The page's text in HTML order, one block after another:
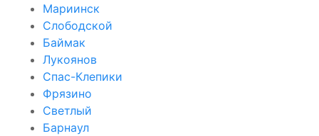
Мариинск
Слободской
Баймак
Лукоянов
Спас-Клепики
Фрязино
Светлый
Барнаул